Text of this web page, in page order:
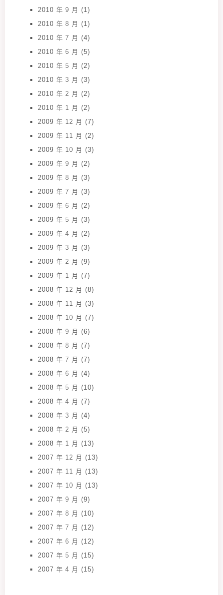
2010 年 9 月 (1)
2010 年 8 月 (1)
2010 年 7 月 (4)
2010 年 6 月 (5)
2010 年 5 月 (2)
2010 年 3 月 (3)
2010 年 2 月 (2)
2010 年 1 月 (2)
2009 年 12 月 (7)
2009 年 11 月 (2)
2009 年 10 月 (3)
2009 年 9 月 (2)
2009 年 8 月 (3)
2009 年 7 月 (3)
2009 年 6 月 (2)
2009 年 5 月 (3)
2009 年 4 月 (2)
2009 年 3 月 (3)
2009 年 2 月 (9)
2009 年 1 月 (7)
2008 年 12 月 (8)
2008 年 11 月 (3)
2008 年 10 月 (7)
2008 年 9 月 (6)
2008 年 8 月 (7)
2008 年 7 月 (7)
2008 年 6 月 (4)
2008 年 5 月 (10)
2008 年 4 月 (7)
2008 年 3 月 (4)
2008 年 2 月 (5)
2008 年 1 月 (13)
2007 年 12 月 (13)
2007 年 11 月 (13)
2007 年 10 月 (13)
2007 年 9 月 (9)
2007 年 8 月 (10)
2007 年 7 月 (12)
2007 年 6 月 (12)
2007 年 5 月 (15)
2007 年 4 月 (15)